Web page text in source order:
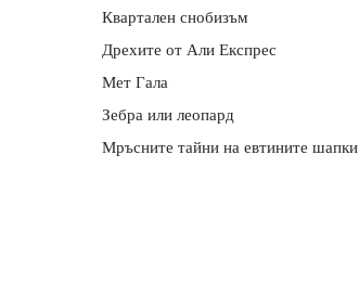
Квартален снобизъм
Дрехите от Али Експрес
Мет Гала
Зебра или леопард
Мръсните тайни на евтините шапки